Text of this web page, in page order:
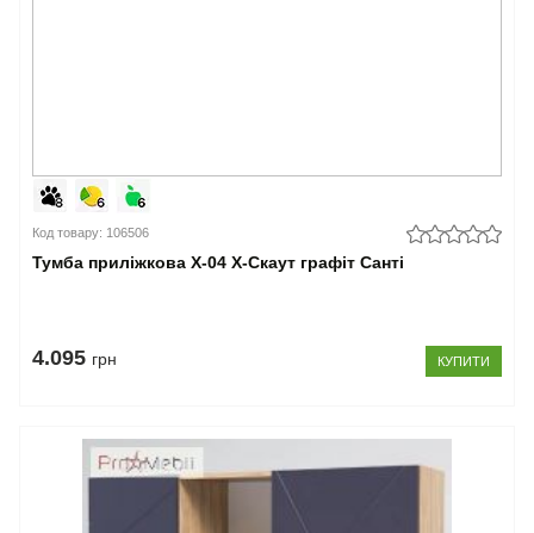
Код товару: 106506
Тумба приліжкова Х-04 X-Скаут графіт Санті
4.095 грн КУПИТИ